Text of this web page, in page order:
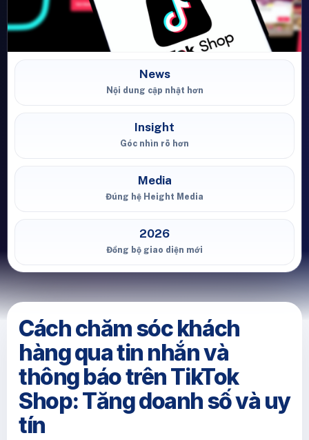
News
Nội dung cập nhật hơn
Insight
Góc nhìn rõ hơn
Media
Đúng hệ Height Media
2026
Đồng bộ giao diện mới
Cách chăm sóc khách
hàng qua tin nhắn và
thông báo trên TikTok
Shop: Tăng doanh số và uy
tín